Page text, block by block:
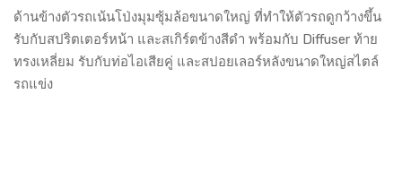
ด้านข้างตัวรถเน้นโป่งมุมซุ้มล้อขนาดใหญ่ ที่ทำให้ตัวรถดูกว้างขึ้น
รับกับสปริตเตอร์หน้า และสเกิร์ตข้างสีดำ พร้อมกับ Diffuser ท้าย
ทรงเหลี่ยม รับกับท่อไอเสียคู่ และสปอยเลอร์หลังขนาดใหญ่สไตล์
รถแข่ง